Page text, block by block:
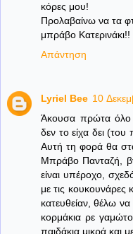
κόρες μου!
Προλαβαίνω να τα
μπράβο Κατερινάκι!!
Απάντηση
Lyriel Bee 10
Άκουσα πρώτα όλο
δεν το είχα δει (του
Αυτή τη φορά θα
Μπράβο Πανταζή,
είναι υπέροχο,
με τις κουκουνάρες
κατευθείαν, θέλω
κορμάκια ρε
παιδάκια μικρά και